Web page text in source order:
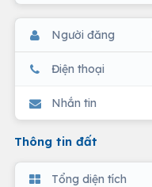
Người đăng
Điện thoại
Nhắn tin
Thông tin đất
Tổng diện tích